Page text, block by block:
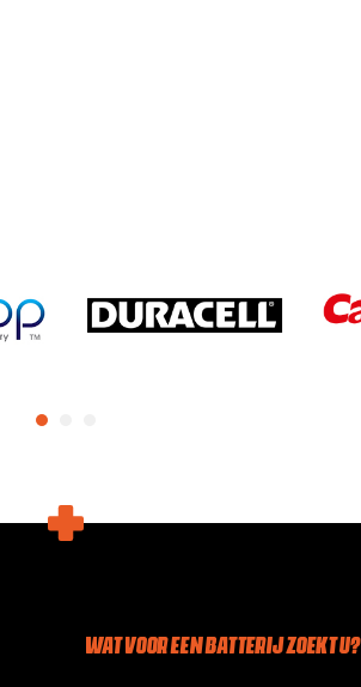
WAT VOOR EEN BATTERIJ ZOEKT U?